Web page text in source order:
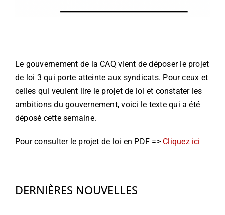
Le gouvernement de la CAQ vient de déposer le projet
de loi 3 qui porte atteinte aux syndicats. Pour ceux et
celles qui veulent lire le projet de loi et constater les
ambitions du gouvernement, voici le texte qui a été
déposé cette semaine.
Pour consulter le projet de loi en PDF => Cliquez ici
DERNIÈRES NOUVELLES